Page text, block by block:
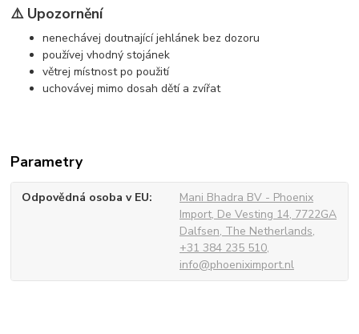
⚠️ Upozornění
nenechávej doutnající jehlánek bez dozoru
používej vhodný stojánek
větrej místnost po použití
uchovávej mimo dosah dětí a zvířat
Parametry
Odpovědná osoba v EU
Mani Bhadra BV - Phoenix
Import, De Vesting 14, 7722GA
Dalfsen, The Netherlands,
+31 384 235 510,
info@phoeniximport.nl